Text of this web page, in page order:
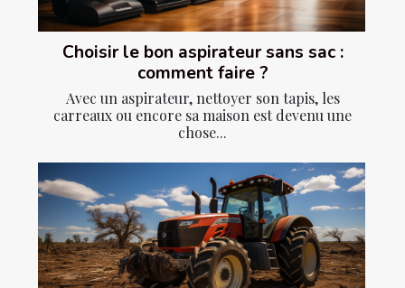
Choisir le bon aspirateur sans sac :
comment faire ?
Avec un aspirateur, nettoyer son tapis, les
carreaux ou encore sa maison est devenu une
chose...